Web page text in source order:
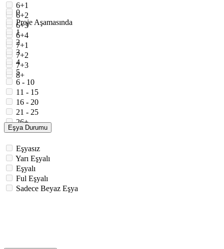
6+1
6+2
6+3
6+4
7+1
7+2
7+3
8+
0
Proje Aşamasında
1
2
3
4
5
6 - 10
11 - 15
16 - 20
21 - 25
26+
Eşya Durumu
Eşyasız
Yarı Eşyalı
Eşyalı
Ful Eşyalı
Sadece Beyaz Eşya